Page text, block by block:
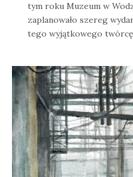
tym roku Muzeum w
zaplanowało szereg
tego wyjątkowego